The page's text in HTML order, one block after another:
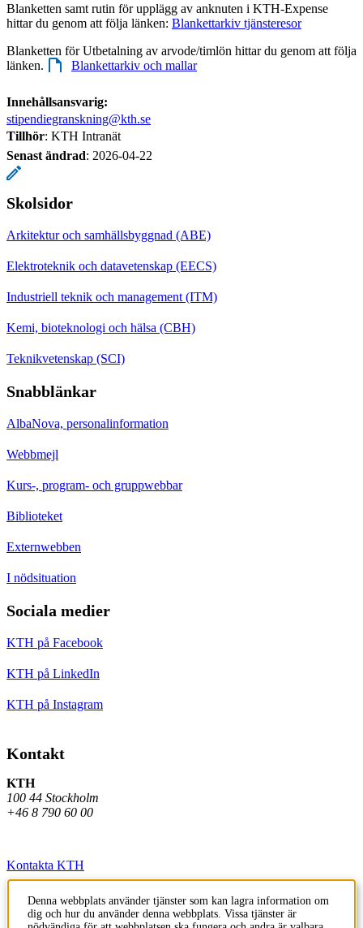
Blanketten samt rutin för upplägg av anknuten i KTH-Expense
hittar du genom att följa länken: Blankettarkiv tjänsteresor
Blanketten för Utbetalning av arvode/timlön hittar du genom att följa
länken.
Blankettarkiv och mallar
Innehållsansvarig:
stipendiegranskning@kth.se
Tillhör: KTH Intranät
Senast ändrad: 2026-04-22
Skolsidor
Arkitektur och samhällsbyggnad (ABE)
Elektroteknik och datavetenskap (EECS)
Industriell teknik och management (ITM)
Kemi, bioteknologi och hälsa (CBH)
Teknikvetenskap (SCI)
Snabblänkar
AlbaNova, personalinformation
Webbmejl
Kurs-, program- och gruppwebbar
Biblioteket
Externwebben
I nödsituation
Sociala medier
KTH på Facebook
KTH på LinkedIn
KTH på Instagram
Kontakt
KTH
100 44 Stockholm
+46 8 790 60 00
Kontakta KTH
Jobba på KTH
Denna webbplats använder tjänster som kan lagra information om
dig och hur du använder denna webbplats. Vissa tjänster är